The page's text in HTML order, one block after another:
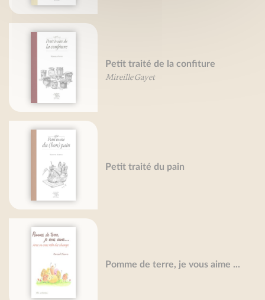
Petit traité de la confiture
Mireille Gayet
Petit traité du pain
Pomme de terre, je vous aime ...